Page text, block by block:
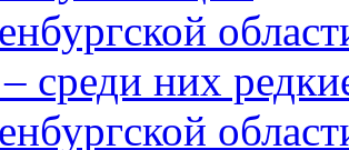
среди них